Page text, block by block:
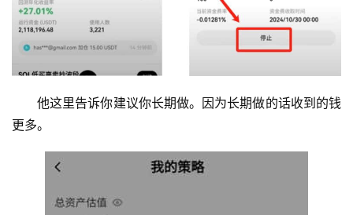
他这里告诉你建议你长期做。因为长期做的话收到的钱
更多。